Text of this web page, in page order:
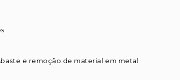
e remoção de material em metal